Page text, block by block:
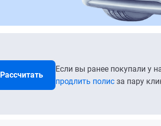
Рассчитать
Если вы ранее покупали у
продлить полис за пару